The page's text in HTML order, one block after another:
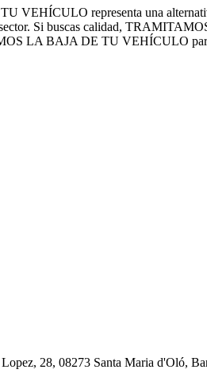
VEHÍCULO representa una
Si buscas calidad,
LA BAJA DE TU VEHÍCULO
28, 08273 Santa Maria d'Oló,